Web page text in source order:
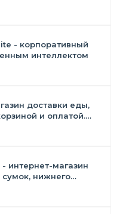
- корпоративный
интеллектом
доставки еды,
и оплатой.
- интернет-магазин
нижнего